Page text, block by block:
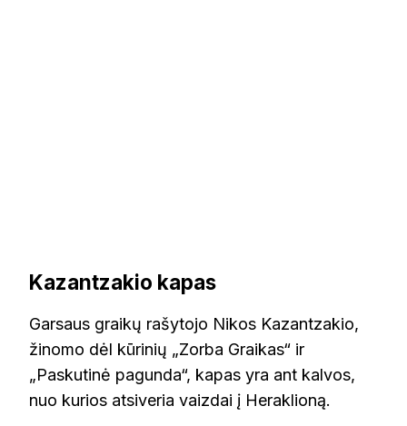
Kazantzakio kapas
Garsaus graikų rašytojo Nikos Kazantzakio,
žinomo dėl kūrinių „Zorba Graikas“ ir
„Paskutinė pagunda“, kapas yra ant kalvos,
nuo kurios atsiveria vaizdai į Heraklioną.